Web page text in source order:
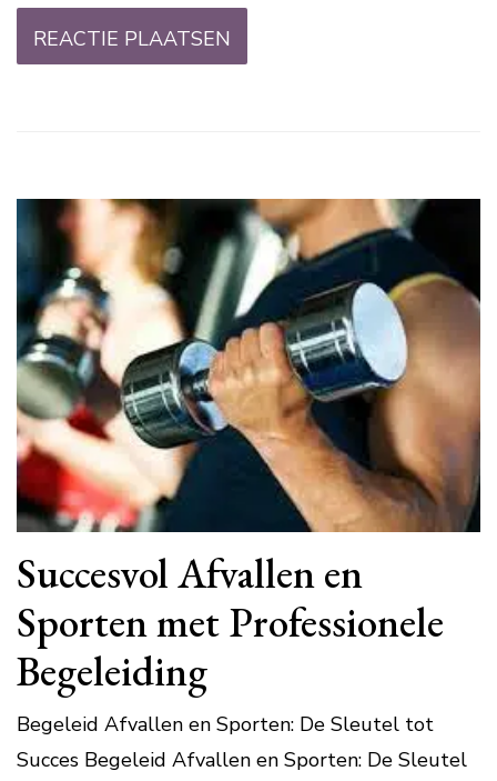
Succesvol Afvallen en
Sporten met Professionele
Begeleiding
Begeleid Afvallen en Sporten: De Sleutel tot
Succes Begeleid Afvallen en Sporten: De Sleutel